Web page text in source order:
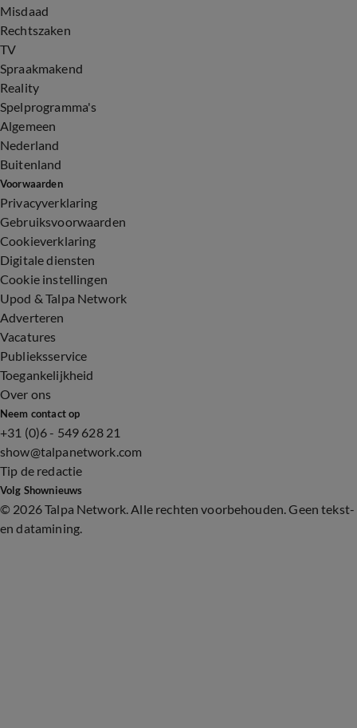
Misdaad
Rechtszaken
TV
Spraakmakend
Reality
Spelprogramma's
Algemeen
Nederland
Buitenland
Voorwaarden
Privacyverklaring
Gebruiksvoorwaarden
Cookieverklaring
Digitale diensten
Cookie instellingen
Upod & Talpa Network
Adverteren
Vacatures
Publieksservice
Toegankelijkheid
Over ons
Neem contact op
+31 (0)6 - 549 628 21
show@talpanetwork.com
Tip de redactie
Volg Shownieuws
© 2026 Talpa Network. Alle rechten voorbehouden. Geen tekst-
en datamining.